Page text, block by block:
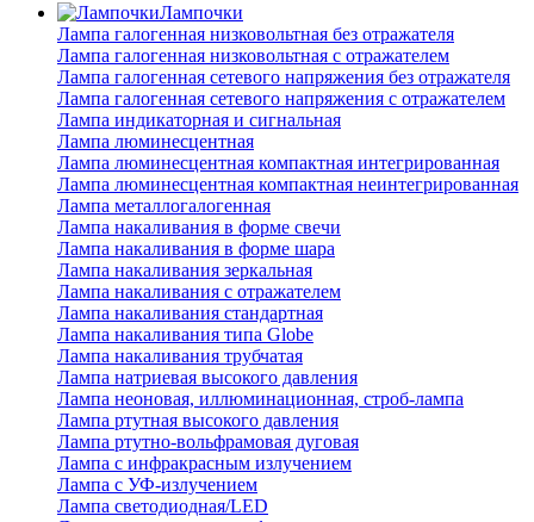
Лампочки
Лампа галогенная низковольтная без отражателя
Лампа галогенная низковольтная с отражателем
Лампа галогенная сетевого напряжения без отражателя
Лампа галогенная сетевого напряжения с отражателем
Лампа индикаторная и сигнальная
Лампа люминесцентная
Лампа люминесцентная компактная интегрированная
Лампа люминесцентная компактная неинтегрированная
Лампа металлогалогенная
Лампа накаливания в форме свечи
Лампа накаливания в форме шара
Лампа накаливания зеркальная
Лампа накаливания с отражателем
Лампа накаливания стандартная
Лампа накаливания типа Globe
Лампа накаливания трубчатая
Лампа натриевая высокого давления
Лампа неоновая, иллюминационная, строб-лампа
Лампа ртутная высокого давления
Лампа ртутно-вольфрамовая дуговая
Лампа с инфракрасным излучением
Лампа с УФ-излучением
Лампа светодиодная/LED